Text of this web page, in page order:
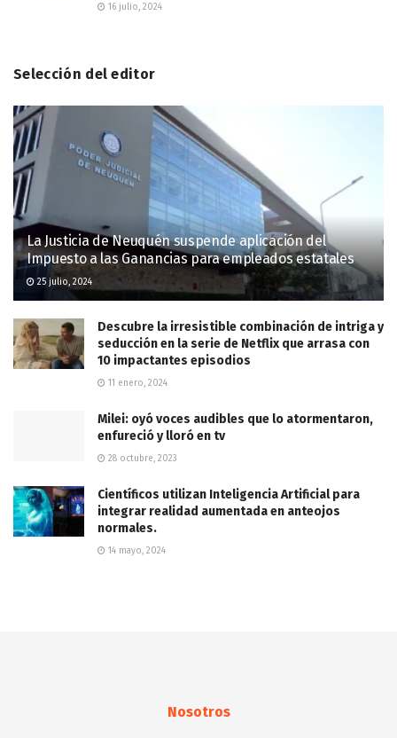
16 julio, 2024
Selección del editor
La Justicia de Neuquén suspende aplicación del
Impuesto a las Ganancias para empleados estatales
25 julio, 2024
Descubre la irresistible combinación de intriga y
seducción en la serie de Netflix que arrasa con
10 impactantes episodios
11 enero, 2024
Milei: oyó voces audibles que lo atormentaron,
enfureció y lloró en tv
28 octubre, 2023
Científicos utilizan Inteligencia Artificial para
integrar realidad aumentada en anteojos
normales.
14 mayo, 2024
Nosotros